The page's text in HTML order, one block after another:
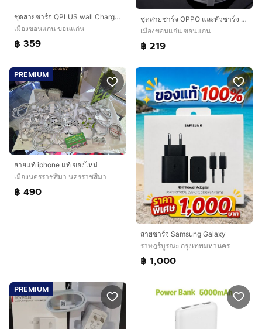
ชุดสายชาร์จ QPLUS wall Charger usb c 20w พร้อมสายชาร์จ usb c to lighting 1 m
เมืองขอนแก่น ขอนแก่น
฿ 359
ชุดสายชาร์จ OPPO และหัวชาร์จ VOOC
เมืองขอนแก่น ขอนแก่น
฿ 219
PREMIUM
สายแท้ iphone แท้ ของไหม่
เมืองนครราชสีมา นครราชสีมา
฿ 490
สายชาร์จ Samsung Galaxy
ราษฎร์บูรณะ กรุงเทพมหานคร
฿ 1,000
PREMIUM